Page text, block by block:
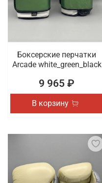
Боксерские перчатки
Arcade white_green_black
9 965 ₽
В корзину